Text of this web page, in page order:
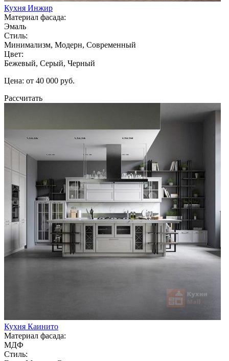
Кухня Инжир
Материал фасада:
Эмаль
Стиль:
Минимализм, Модерн, Современный
Цвет:
Бежевый, Серый, Черный
Цена: от 40 000 руб.
Рассчитать
Кухня Каинито
Материал фасада:
МДФ
Стиль: